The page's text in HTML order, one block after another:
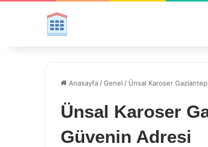
Anasayfa /Genel / Ünsal Karoser
Ünsal Karoser
Güvenin Adresi